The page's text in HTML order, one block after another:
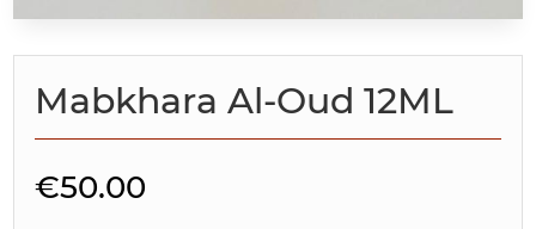
Mabkhara Al-Oud 12ML
€50.00